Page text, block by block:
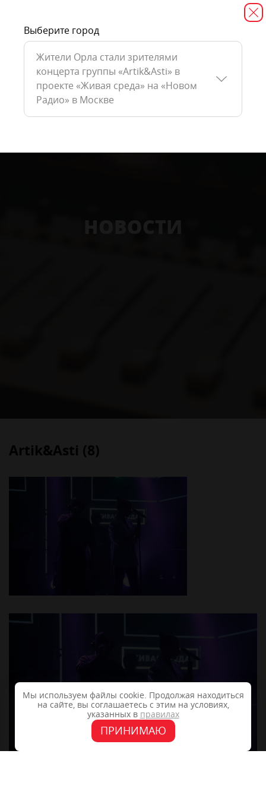
Artik&Asti (8)
Мы используем файлы cookie. Продолжая находиться
на сайте, вы соглашаетесь с этим на условиях,
указанных в правилах
ПРИНИМАЮ
Выберите город
Жители Орла стали зрителями
концерта группы «Artik&Asti» в
проекте «Живая среда» на «Новом
Радио» в Москве